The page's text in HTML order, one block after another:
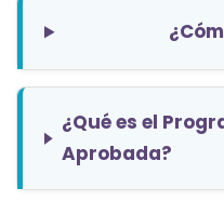
¿Qué es el
Aprobada?